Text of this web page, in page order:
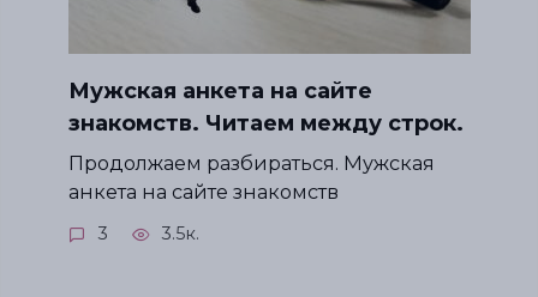
Мужская анкета на сайте
знакомств. Читаем между строк.
Продолжаем разбираться. Мужская
анкета на сайте знакомств
3 3.5к.